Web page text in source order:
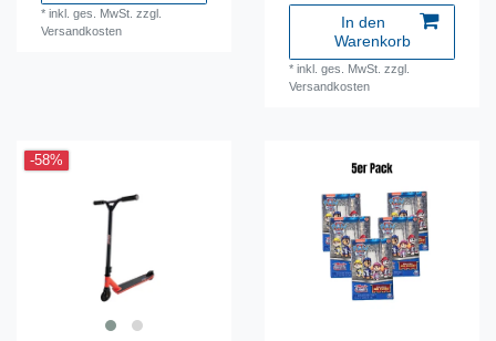
*inkl. ges. MwSt. zzgl.
Versandkosten
In den
Warenkorb
*inkl. ges. MwSt. zzgl.
Versandkosten
-58%